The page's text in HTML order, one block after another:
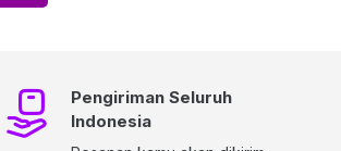
Pengiriman Seluruh
Indonesia